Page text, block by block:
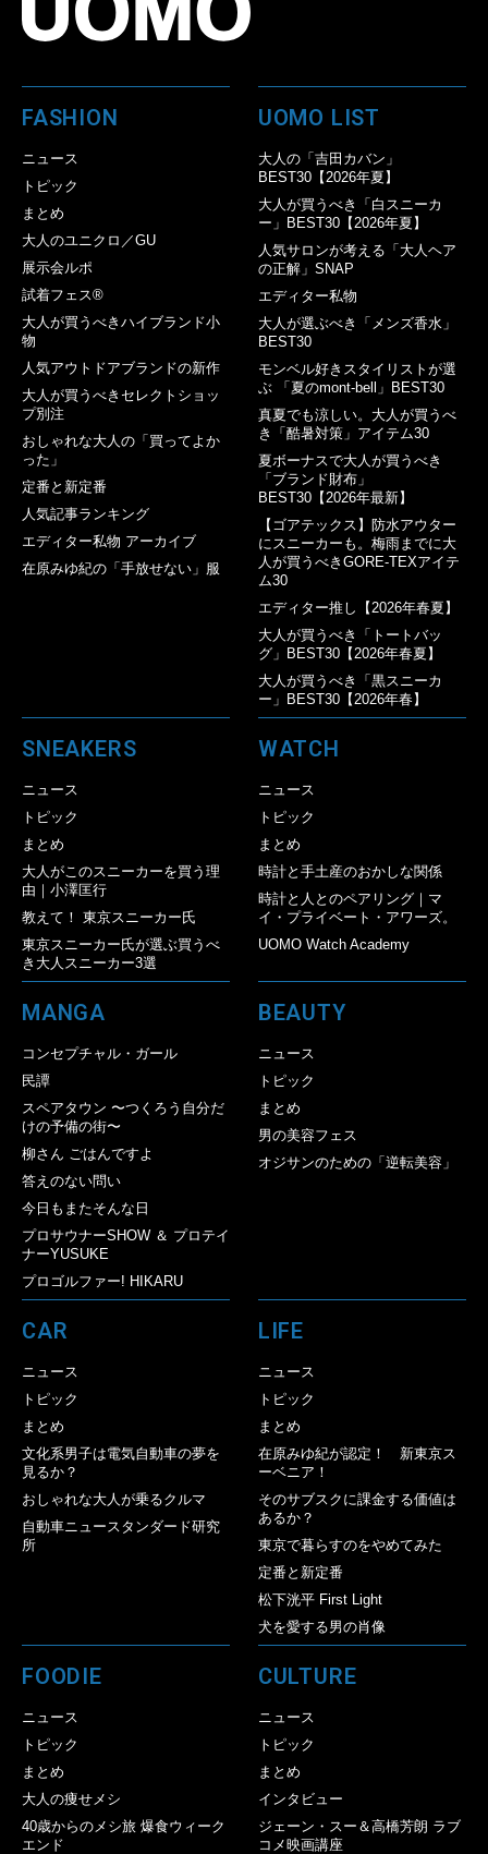
FASHION
ニュース
トピック
まとめ
大人のユニクロ／GU
展示会ルポ
試着フェス®︎
大人が買うべきハイブランド小
物
人気アウトドアブランドの新作
大人が買うべきセレクトショッ
プ別注
おしゃれな大人の「買ってよか
った」
定番と新定番
人気記事ランキング
エディター私物 アーカイブ
在原みゆ紀の「手放せない」服
UOMO LIST
大人の「吉田カバン」
BEST30【2026年夏】
大人が買うべき「白スニーカ
ー」BEST30【2026年夏】
人気サロンが考える「大人ヘア
の正解」SNAP
エディター私物
大人が選ぶべき「メンズ香水」
BEST30
モンベル好きスタイリストが選
ぶ 「夏のmont-bell」BEST30
真夏でも涼しい。大人が買うべ
き「酷暑対策」アイテム30
夏ボーナスで大人が買うべき
「ブランド財布」
BEST30【2026年最新】
【ゴアテックス】防水アウター
にスニーカーも。梅雨までに大
人が買うべきGORE-TEXアイテ
ム30
エディター推し【2026年春夏】
大人が買うべき「トートバッ
グ」BEST30【2026年春夏】
大人が買うべき「黒スニーカ
ー」BEST30【2026年春】
SNEAKERS
ニュース
トピック
まとめ
大人がこのスニーカーを買う理
由｜小澤匡行
教えて！ 東京スニーカー氏
東京スニーカー氏が選ぶ買うべ
き大人スニーカー3選
WATCH
ニュース
トピック
まとめ
時計と手土産のおかしな関係
時計と人とのペアリング｜マ
イ・プライベート・アワーズ。
UOMO Watch Academy
MANGA
コンセプチャル・ガール
民譚
スペアタウン 〜つくろう自分だ
けの予備の街〜
柳さん ごはんですよ
答えのない問い
今日もまたそんな日
プロサウナーSHOW ＆ プロテイ
ナーYUSUKE
プロゴルファー! HIKARU
BEAUTY
ニュース
トピック
まとめ
男の美容フェス
オジサンのための「逆転美容」
CAR
ニュース
トピック
まとめ
文化系男子は電気自動車の夢を
見るか？
おしゃれな大人が乗るクルマ
自動車ニュースタンダード研究
所
LIFE
ニュース
トピック
まとめ
在原みゆ紀が認定！ 新東京ス
ーベニア！
そのサブスクに課金する価値は
あるか？
東京で暮らすのをやめてみた
定番と新定番
松下洸平 First Light
犬を愛する男の肖像
FOODIE
ニュース
トピック
まとめ
大人の痩せメシ
40歳からのメシ旅 爆食ウィーク
エンド
CULTURE
ニュース
トピック
まとめ
インタビュー
ジェーン・スー＆高橋芳朗 ラブ
コメ映画講座